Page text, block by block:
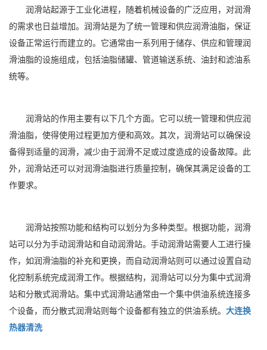
润滑站起源于工业化进程，随着机械设备的广泛应用，对润滑
的需求也日益增加。润滑站是为了统一管理和供应润滑油脂，保证
设备正常运行而建立的。它通常由一系列用于储存、供应和管理润
滑油脂的设施组成，包括油脂储罐、管道输送系统、油封和滤油系
统等。
润滑站的作用主要有以下几个方面。它可以统一管理和供应润
滑油脂，使得使用过程更加方便和高效。其次，润滑站可以确保设
备得到适量的润滑，减少由于润滑不足或过度造成的设备故障。此
外，润滑站还可以对润滑油脂进行质量控制，确保其满足设备的工
作要求。
润滑站按照功能和结构可以划分为多种类型。根据功能，润滑
站可以分为手动润滑站和自动润滑站。手动润滑站需要人工进行操
作，如润滑油脂的补充和更换，而自动润滑站则可以通过设置自动
化控制系统完成润滑工作。根据结构，润滑站可以分为集中式润滑
站和分散式润滑站。集中式润滑站通常由一个集中供油系统连接多
个设备，而分散式润滑站则每个设备都有独立的供油系统。 大连换
热器清洗